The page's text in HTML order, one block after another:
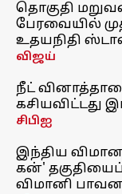
தொகுதி
பேரவையில்
உதயநிதி
விஜய்
நீட்
கசியவிட்டது
சிபிஐ
இந்திய
கன்'
விமானி